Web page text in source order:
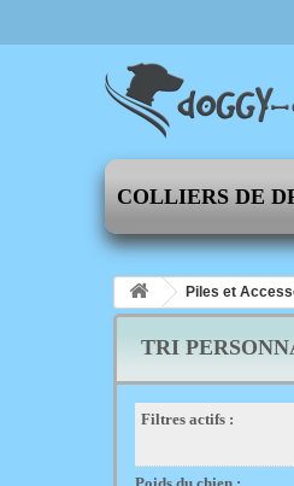
COLLIERS DE
Piles et
TRI
Filtres actifs :